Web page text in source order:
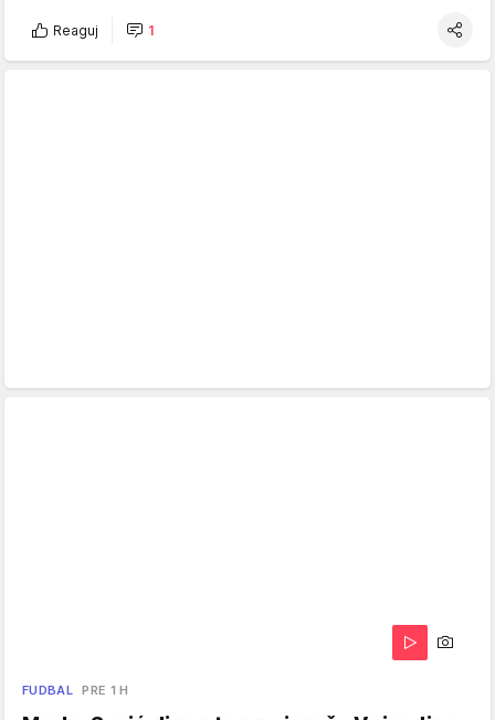
Reaguj 1
FUDBAL PRE 1 H